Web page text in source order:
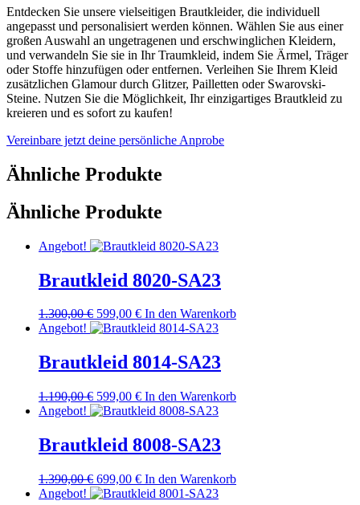
Entdecken Sie unsere vielseitigen Brautkleider, die individuell
angepasst und personalisiert werden können. Wählen Sie aus einer
großen Auswahl an ungetragenen und erschwinglichen Kleidern,
und verwandeln Sie sie in Ihr Traumkleid, indem Sie Ärmel, Träger
oder Stoffe hinzufügen oder entfernen. Verleihen Sie Ihrem Kleid
zusätzlichen Glamour durch Glitzer, Pailletten oder Swarovski-
Steine. Nutzen Sie die Möglichkeit, Ihr einzigartiges Brautkleid zu
kreieren und es sofort zu kaufen!
Vereinbare jetzt deine persönliche Anprobe
Ähnliche Produkte
Ähnliche Produkte
Angebot!
Brautkleid 8020-SA23
1.300,00€ Ursprünglicher
Preis
1.300,00 €
599,00 €Aktueller
Preis
599,00 €.
In den Warenkorb
Angebot!
Brautkleid 8014-SA23
1.190,00€ Ursprünglicher
Preis
1.190,00 €
599,00 €Aktueller
Preis
599,00 €.
In den Warenkorb
Angebot!
Brautkleid 8008-SA23
1.390,00€ Ursprünglicher
Preis
699,00 €Aktueller
Preis
In den Warenkorb
Angebot!